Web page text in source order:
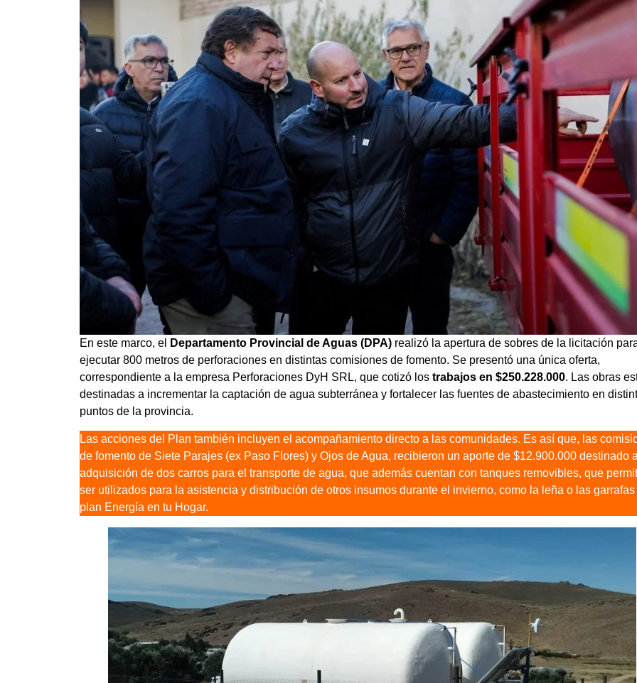
En este marco, el Departamento Provincial de Aguas (DPA) realizó la apertura de sobres de la licitación
ejecutar 800 metros de perforaciones en distintas comisiones de fomento. Se presentó una única oferta,
correspondiente a la empresa Perforaciones DyH SRL, que cotizó los trabajos en $250.228.000. Las obras
destinadas a incrementar la captación de agua subterránea y fortalecer las fuentes de abastecimiento en
puntos de la provincia.
Las acciones del Plan también incluyen el acompañamiento directo a las comunidades. Es así que, las
de fomento de Siete Parajes (ex Paso Flores) y Ojos de Agua, recibieron un aporte de $12.900.000 destinado
adquisición de dos carros para el transporte de agua, que además cuentan con tanques removibles, que
ser utilizados para la asistencia y distribución de otros insumos durante el invierno, como la leña o las garrafas
plan Energía en tu Hogar.